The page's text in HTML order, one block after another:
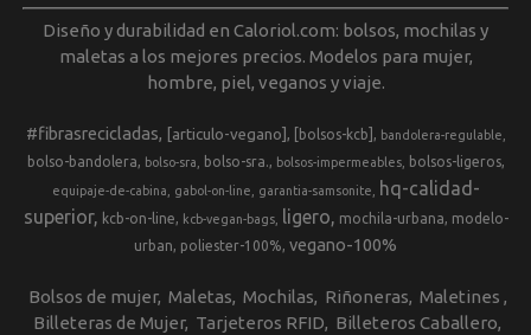
Diseño y durabilidad en Caloriol.com: bolsos, mochilas y
maletas a los mejores precios. Modelos para mujer,
hombre, piel, veganos y viaje.
#fibrasrecicladas [articulo-vegano] [bolsos-kcb] bandolera-regulable
bolso-bandolera bolso-sra bolso-sra. bolsos-impermeables bolsos-ligeros
equipaje-de-cabina gabol-on-line garantia-samsonite
hq-calidad-
superior
kcb-on-line kcb-vegan-bags ligero mochila-urbana
modelo-
urban
poliester-100% vegano-100%
Bolsos de mujer Maletas Mochilas Riñoneras Maletines
Billeteras de Mujer Tarjeteros RFID
Billeteros Caballero